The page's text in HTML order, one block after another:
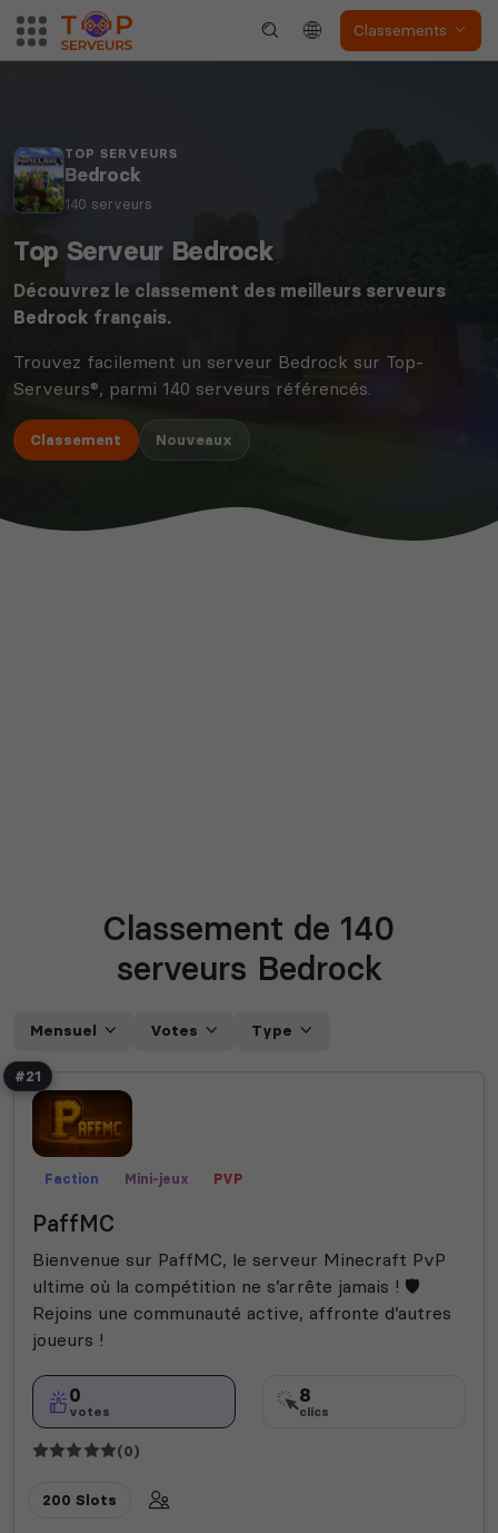
Classements
TOP SERVEURS
Bedrock
140 serveurs
Top Serveur Bedrock
Découvrez le classement des meilleurs serveurs
Bedrock français.
Trouvez facilement un serveur Bedrock sur Top-
Serveurs®, parmi 140 serveurs référencés.
Classement Nouveaux
Classement de 140
serveurs Bedrock
Mensuel Votes Type
#21
Faction Mini-jeux PVP
PaffMC
Bienvenue sur PaffMC, le serveur Minecraft PvP
ultime où la compétition ne s’arrête jamais ! 🛡️
Rejoins une communauté active, affronte d’autres
joueurs !
0
votes
8
clics
(0)
200 Slots